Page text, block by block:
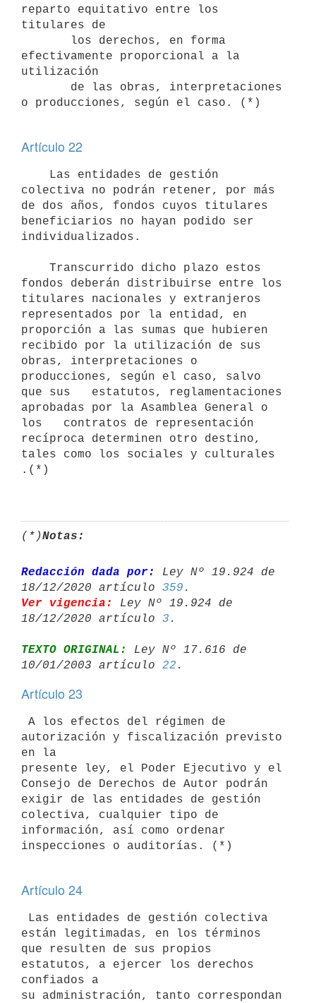
reparto equitativo entre los
titulares de
efectivamente proporcional a la
utilización
o producciones, según el caso. (*)
Artículo 22
colectiva no podrán retener, por más
de dos años, fondos cuyos titulares
beneficiarios no hayan podido ser
individualizados.
fondos deberán distribuirse entre los
titulares nacionales y extranjeros
representados por la entidad, en
proporción a las sumas que hubieren
recibido por la utilización de sus
obras, interpretaciones o
producciones, según el caso, salvo
que sus   estatutos, reglamentaciones
aprobadas por la Asamblea General o
los   contratos de representación
recíproca determinen otro destino,
tales como los sociales y culturales
.(*)
(*)Notas:
Redacción dada por:
Ley Nº 19.924 de
18/12/2020 artículo 359
Ver vigencia:
Ley Nº 19.924 de
18/12/2020 artículo 3
TEXTO ORIGINAL:
Ley Nº 17.616 de
10/01/2003 artículo 22
Artículo 23
autorización y fiscalización previsto
en la
presente ley, el Poder Ejecutivo y el
Consejo de Derechos de Autor podrán
exigir de las entidades de gestión
colectiva, cualquier tipo de
información, así como ordenar
inspecciones o auditorías. (*)
Artículo 24
están legitimadas, en los términos
que resulten de sus propios
estatutos, a ejercer los derechos
confiados a
su administración, tanto correspondan